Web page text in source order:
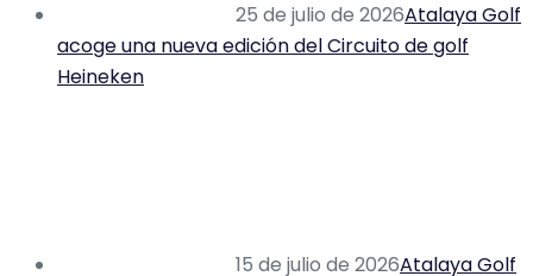
25 de julio de 2026Atalaya Golf
acoge una nueva edición del Circuito de golf
Heineken
15 de julio de 2026Atalaya Golf